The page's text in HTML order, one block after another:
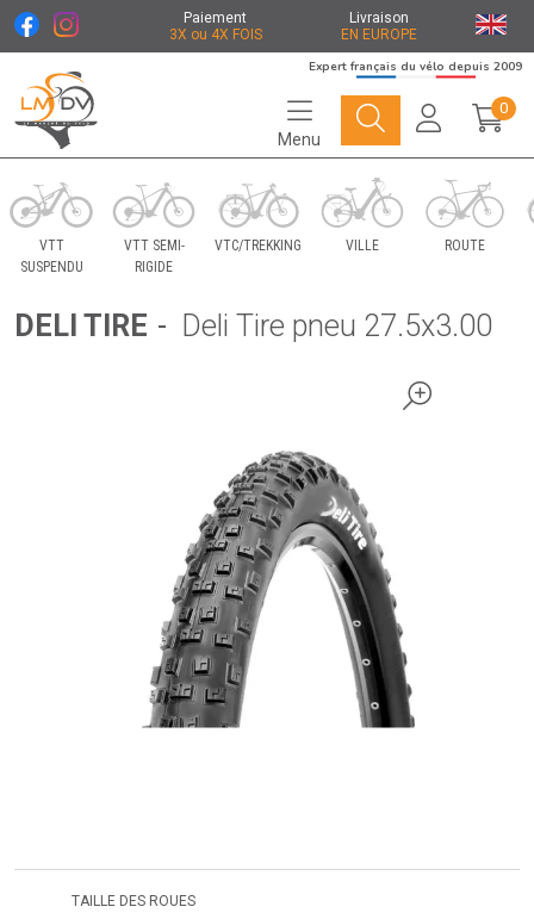
Paiement
3X ou 4X FOIS
Livraison
EN EUROPE
Le Marché du Vélo Votre distributeurs de vélo
Expert français du vélo depuis 2009
Menu
0
VTT
SUSPENDU
VTT SEMI-
RIGIDE
VTC/TREKKING VILLE ROUTE
DELI TIRE - Deli Tire pneu 27.5x3.00
TAILLE DES ROUES